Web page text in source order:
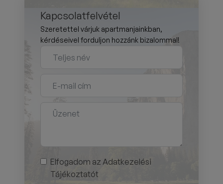
Kapcsolatfelvétel
Szeretettel várjuk apartmanjainkban,
kérdéseivel forduljon hozzánk bizalommal!
Elfogadom az Adatkezelési
Tájékoztatót